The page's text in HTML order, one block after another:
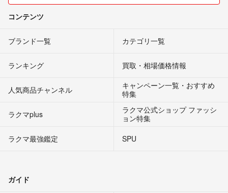
コンテンツ
ブランド一覧 カテゴリ一覧
ランキング 買取・相場価格情報
人気商品チャンネル
キャンペーン一覧・おすすめ
特集
ラクマplus
ラクマ公式ショップ ファッシ
ョン特集
ラクマ最強鑑定
SPU
ガイド